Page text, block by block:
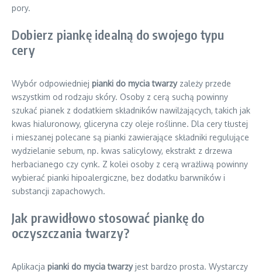
pory.
Dobierz piankę idealną do swojego typu
cery
Wybór odpowiedniej pianki do mycia twarzyzależy przede
wszystkim od rodzaju skóry. Osoby z cerą suchą powinny
szukać pianek z dodatkiem składników nawilżających, takich jak
kwas hialuronowy, gliceryna czy oleje roślinne. Dla cery tłustej
i mieszanej polecane są pianki zawierające składniki regulujące
wydzielanie sebum, np. kwas salicylowy, ekstrakt z drzewa
herbacianego czy cynk. Z kolei osoby z cerą wrażliwą powinny
wybierać pianki hipoalergiczne, bez dodatku barwników i
substancji zapachowych.
Jak prawidłowo stosować piankę do
oczyszczania twarzy?
Aplikacja pianki do mycia twarzyjest bardzo prosta. Wystarczy